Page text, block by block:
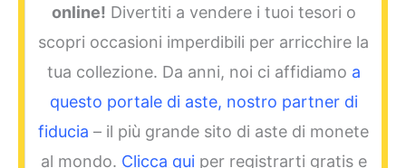
online! Divertiti a vendere i tuoi tesori o
scopri occasioni imperdibili per arricchire la
tua collezione. Da anni, noi ci affidiamo a
questo portale di aste, nostro partner di
fiducia – il più grande sito di aste di monete
al mondo. Clicca qui per registrarti gratis e